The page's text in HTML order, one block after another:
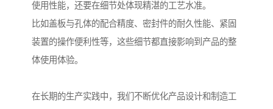
使用性能，还要在细节处体现精湛的工艺水准。
比如盖板与孔体的配合精度、密封件的耐久性能、紧固
装置的操作便利性等，这些细节都直接影响到产品的整
体使用体验。
在长期的生产实践中，我们不断优化产品设计和制造工